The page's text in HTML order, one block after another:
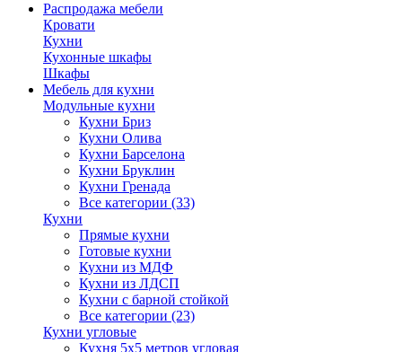
Распродажа мебели
Кровати
Кухни
Кухонные шкафы
Шкафы
Мебель для кухни
Модульные кухни
Кухни Бриз
Кухни Олива
Кухни Барселона
Кухни Бруклин
Кухни Гренада
Все категории (33)
Кухни
Прямые кухни
Готовые кухни
Кухни из МДФ
Кухни из ЛДСП
Кухни с барной стойкой
Все категории (23)
Кухни угловые
Кухня 5х5 метров угловая